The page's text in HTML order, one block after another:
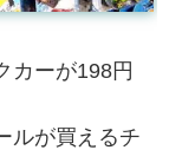
カーが198円
ルが買えるチ